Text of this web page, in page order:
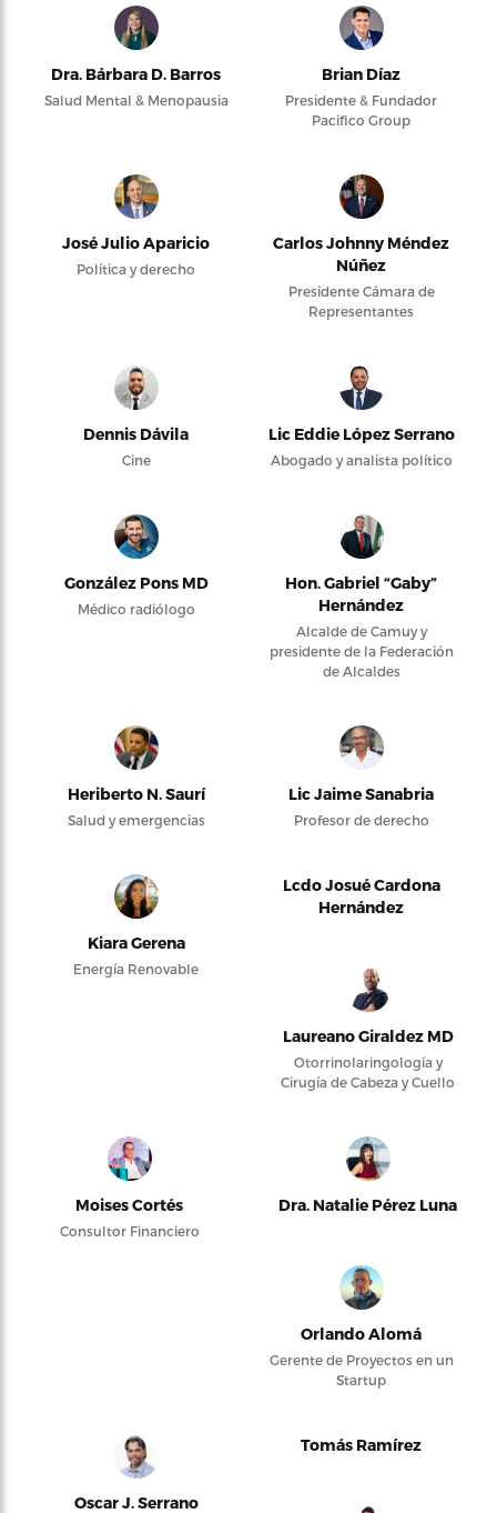
Dra. Bárbara D. Barros
Salud Mental & Menopausia
Brian Díaz
Presidente & Fundador
Pacifico Group
José Julio Aparicio
Política y derecho
Carlos Johnny Méndez
Núñez
Presidente Cámara de
Representantes
Dennis Dávila
Cine
Lic Eddie López Serrano
Abogado y analista político
González Pons MD
Médico radiólogo
Hon. Gabriel “Gaby”
Hernández
Alcalde de Camuy y
presidente de la Federación
de Alcaldes
Heriberto N. Saurí
Salud y emergencias
Lic Jaime Sanabria
Profesor de derecho
Kiara Gerena
Energía Renovable
Lcdo Josué Cardona
Hernández
Laureano Giraldez MD
Otorrinolaringología y
Cirugía de Cabeza y Cuello
Moises Cortés
Consultor Financiero
Dra. Natalie Pérez Luna
Orlando Alomá
Gerente de Proyectos en un
Startup
Oscar J. Serrano
Tomás Ramírez